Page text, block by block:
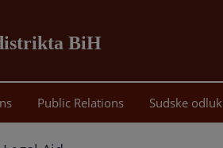
BiH
main
content
Public Relations Sudske